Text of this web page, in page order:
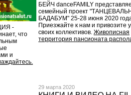
-
что
и
БЕЙЧ danceFAMILY
семейный проект
БАДАБУМ" 25-28 июня 2020
Приезжайте к нам и привозите
своих коллективов. Живописная
территория пансионата
29 марта 2020